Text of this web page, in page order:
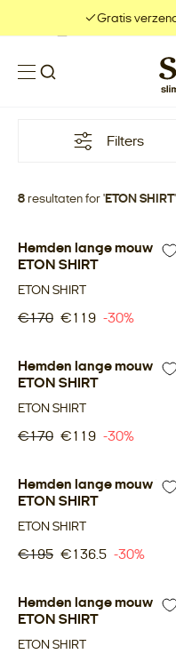
Gratis
Filters
8 resultaten for 'ETON SHIRT'
-30%
Hemden lange mouw
ETON SHIRT
ETON SHIRT
€170 €119 -30%
-30%
Hemden lange mouw
ETON SHIRT
ETON SHIRT
€170 €119 -30%
-30%
Hemden lange mouw
ETON SHIRT
ETON SHIRT
€195 €136.5 -30%
-30%
Hemden lange mouw wit
ETON SHIRT
ETON SHIRT